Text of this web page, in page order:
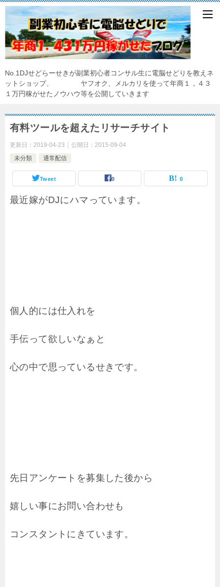
No.1DJせどらーせきが副業初心者コンサル生に電脳せどりを教えネ
ットショップ、 ヤフオク、メルカリを使って年商１，４３
１万円稼がせたノウハウ等を公開していきます
有料ツールを超えたリサーチサイト
更新日： 2019-04-23 公開日： 2015-09-04
未分類
通常配信
Tweet 0 0
最近嫁がDJにハマっています。
個人的には仕入れを
手伝って欲しいなぁと
心の中で思っているせきです。
先日アンケートを募集した後から
嬉しい事にお問い合わせも
コンスタントにきています。